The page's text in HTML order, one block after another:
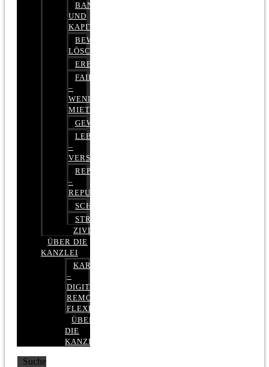
BANK-
UND
KAPITALMARKTRECHT
BEWERTUNGEN
LÖSCHEN
ERBRECHT
FAIRMIETEN
–
WENIGER
MIETE
GEWERBERECHT
LEBENSVERSICHERUNG
–
VERSICHERUNGSRECHT
REPUTATIONSRECHT
–
REPUTATIONSMANAGEMENT
SCHUFARECHT
STRAFRECHT
ZIVILRECHT
ÜBER DIE
KANZLEI
KARRIERE
–
DIGITAL,
REMOTE,
FLEXIBEL
ÜBER
DIE
KANZLEI
Suche